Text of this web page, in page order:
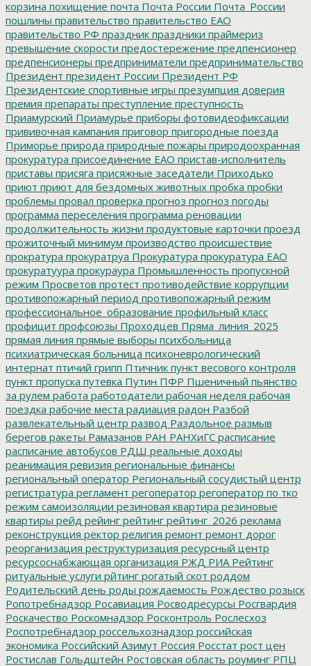
корзина похищение почта Почта России Почта_России
пошлины правительство правительство ЕАО
правительство РФ праздник праздники праймериз
превышение скорости предостережение предпенсионер
предпенсионеры предприниматели предпринимательство
Президент президент России Президент РФ
Президентские спортивные игры презумпция доверия
премия препараты преступление преступность
Приамурский Приамурье приборы фотовидеофиксации
прививочная кампания приговор пригородные поезда
Приморье природа природные пожары природоохранная
прокуратура присоединение ЕАО пристав-исполнитель
приставы присяга присяжные заседатели Приходько
приют приют для бездомных животных пробка пробки
проблемы провал проверка прогноз прогноз погоды
программа переселения программа реновации
продолжительность жизни продуктовые карточки проезд
прожиточный минимум производство происшествие
прократура прокуратруа Прокуратура прокуратура ЕАО
прокуратуура прокураура Промышленность пропускной
режим Просветов протест противодействие коррупции
противопожарный период противопожарный режим
профессиональное_образование профильный класс
профицит профсоюзы Проходцев Пряма_линия_2025
прямая линия прямые выборы психбольница
психиатрическая больница психоневрологический
интернат птичий грипп Птичник пункт весового контроля
пункт пропуска путевка Путин ПФР Пшеничный пьянство
за рулем работа работодатели рабочая неделя рабочая
поездка рабочие места радиация радон Разбой
развлекательный центр развод Раздольное размыв
берегов ракеты Рамазанов РАН РАНХиГС расписание
расписание автобусов РДШ реальные доходы
реанимация ревизия региональные финансы
региональный оператор Региональный сосудистый центр
регистратура регламент регоператор регоператор по тко
режим самоизоляции резиновая квартира резиновые
квартиры рейд рейинг рейтинг рейтинг_2026 реклама
реконструкция ректор религия ремонт ремонт дорог
реорганизация реструктуризация ресурсный центр
ресурсоснабжающая организация РЖД РИА Рейтинг
ритуальные услуги рйтинг рогатый скот роддом
Родительский день роды рождаемость Рождество розыск
Ропотребнадзор Росавиация Росводресурсы Росгвардия
Роскачество Роскомнадзор Росконтроль Рослесхоз
Роспотребнадзор россельхознадзор российская
экономика Российский Азимут Россия Росстат рост цен
Ростислав Гольдштейн Ростовская область роуминг РПЦ